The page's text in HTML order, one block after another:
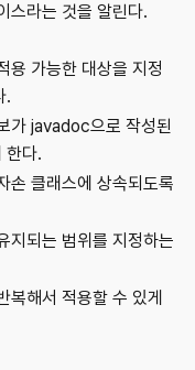
스라는 것을 알린다.
용 가능한 대상을 지정
.
가 javadoc으로 작성된
한다.
손 클래스에 상속되도록
지되는 범위를 지정하는
복해서 적용할 수 있게